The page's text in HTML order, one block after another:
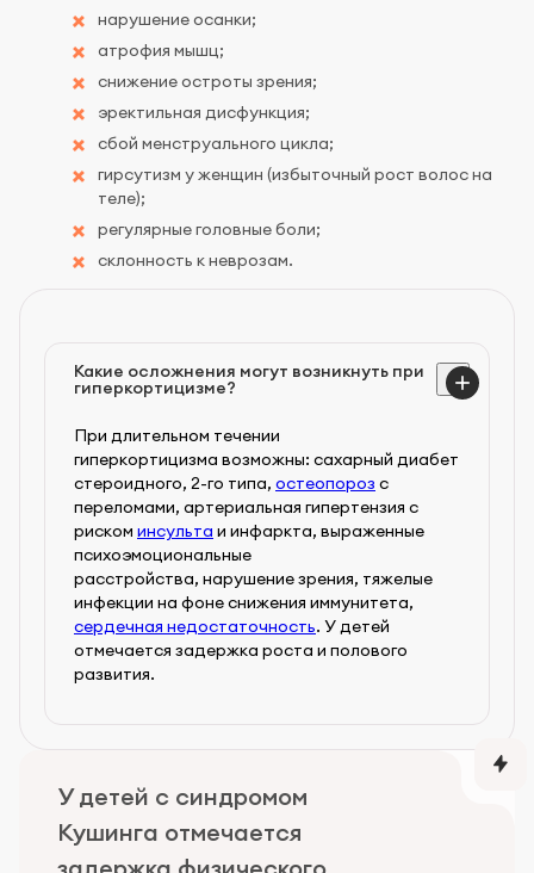
нарушение осанки;
атрофия мышц;
снижение остроты зрения;
эректильная дисфункция;
сбой менструального цикла;
гирсутизм у женщин (избыточный рост волос на
теле);
регулярные головные боли;
склонность к неврозам.
Какие осложнения могут возникнуть при
гиперкортицизме?
При длительном течении
гиперкортицизма возможны: сахарный диабет
стероидного, 2-го типа, остеопороз с
переломами, артериальная гипертензия с
риском инсульта и инфаркта, выраженные
психоэмоциональные
расстройства, нарушение зрения, тяжелые
инфекции на фоне снижения иммунитета,
сердечная недостаточность. У детей
отмечается задержка роста и полового
развития.
У детей с синдромом
Кушинга отмечается